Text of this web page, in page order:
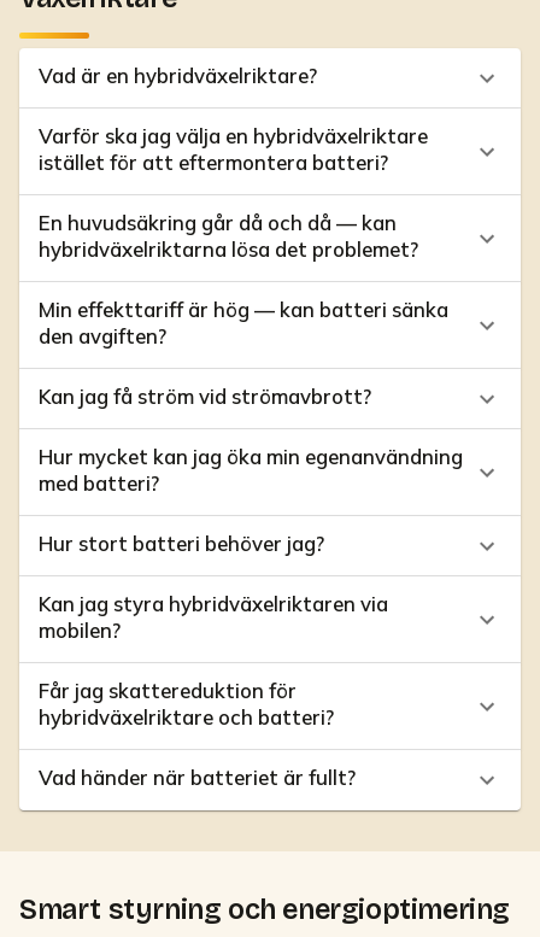
Vad är en hybridväxelriktare?
Varför ska jag välja en hybridväxelriktare
istället för att eftermontera batteri?
En huvudsäkring går då och då — kan
hybridväxelriktarna lösa det problemet?
Min effekttariff är hög — kan batteri sänka
den avgiften?
Kan jag få ström vid strömavbrott?
Hur mycket kan jag öka min egenanvändning
med batteri?
Hur stort batteri behöver jag?
Kan jag styra hybridväxelriktaren via
mobilen?
Får jag skattereduktion för
hybridväxelriktare och batteri?
Vad händer när batteriet är fullt?
Smart styrning och energioptimering